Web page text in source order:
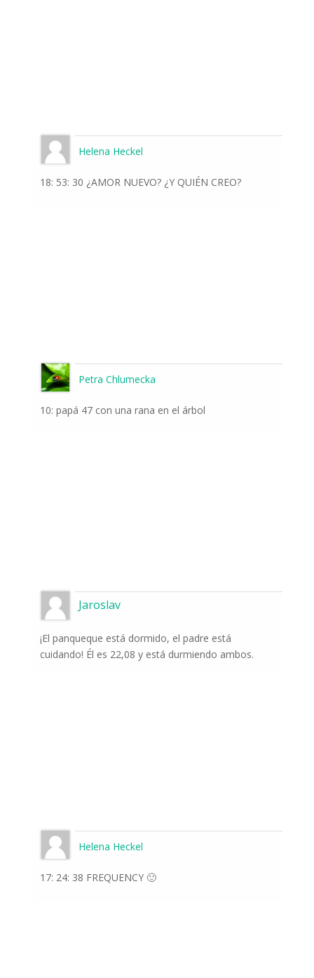
Helena Heckel
18: 53: 30 ¿AMOR NUEVO? ¿Y QUIÉN CREO?
Petra Chlumecka
10: papá 47 con una rana en el árbol
Jaroslav
¡El panqueque está dormido, el padre está
cuidando! Él es 22,08 y está durmiendo ambos.
Helena Heckel
17: 24: 38 FREQUENCY 🙂